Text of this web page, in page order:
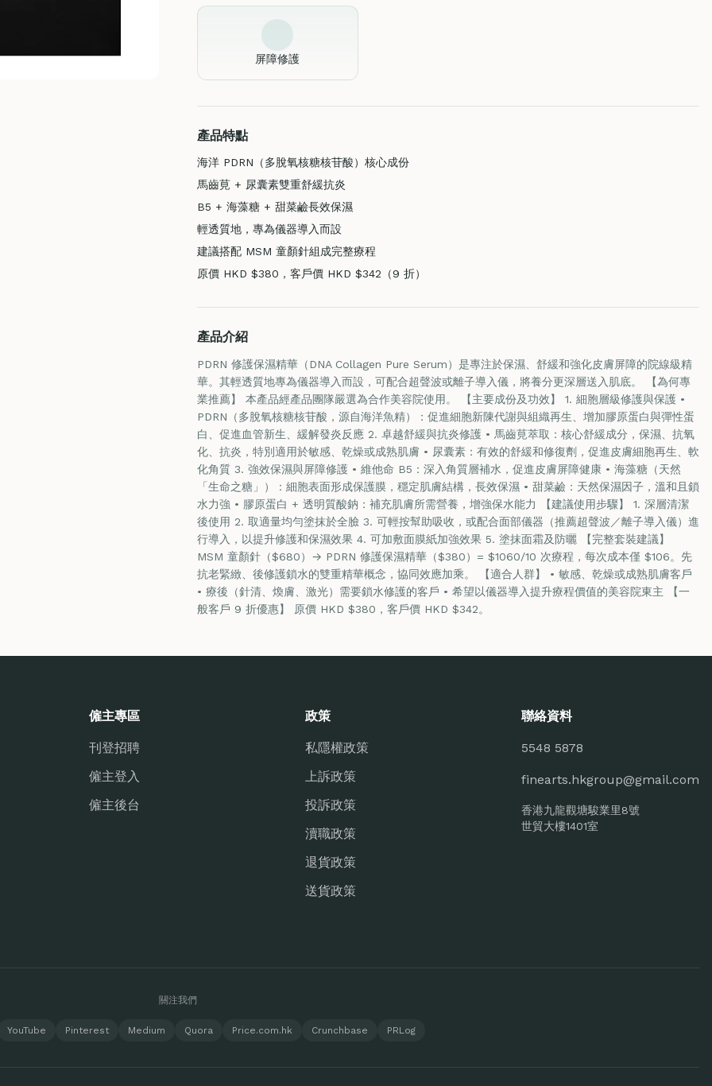
屏障修護
產品特點
海洋 PDRN（多脫氧核糖核苷酸）核心成份
馬齒莧 + 尿囊素雙重舒緩抗炎
B5 + 海藻糖 + 甜菜鹼長效保濕
輕透質地，專為儀器導入而設
建議搭配 MSM 童顏針組成完整療程
原價 HKD $380，客戶價 HKD $342（9 折）
產品介紹
PDRN 修護保濕精華（DNA Collagen Pure Serum）是專注於保濕、舒緩和強化皮膚屏障的院線級精
華。其輕透質地專為儀器導入而設，可配合超聲波或離子導入儀，將養分更深層送入肌底。 【為何專
業推薦】 本產品經產品團隊嚴選為合作美容院使用。 【主要成份及功效】 1. 細胞層級修護與保護 •
PDRN（多脫氧核糖核苷酸，源自海洋魚精）：促進細胞新陳代謝與組織再生、增加膠原蛋白與彈性蛋
白、促進血管新生、緩解發炎反應 2. 卓越舒緩與抗炎修護 • 馬齒莧萃取：核心舒緩成分，保濕、抗氧
化、抗炎，特別適用於敏感、乾燥或成熟肌膚 • 尿囊素：有效的舒緩和修復劑，促進皮膚細胞再生、軟
化角質 3. 強效保濕與屏障修護 • 維他命 B5：深入角質層補水，促進皮膚屏障健康 • 海藻糖（天然
「生命之糖」）：細胞表面形成保護膜，穩定肌膚結構，長效保濕 • 甜菜鹼：天然保濕因子，溫和且鎖
水力強 • 膠原蛋白 + 透明質酸鈉：補充肌膚所需營養，增強保水能力 【建議使用步驟】 1. 深層清潔
後使用 2. 取適量均勻塗抹於全臉 3. 可輕按幫助吸收，或配合面部儀器（推薦超聲波／離子導入儀）進
行導入，以提升修護和保濕效果 4. 可加敷面膜紙加強效果 5. 塗抹面霜及防曬 【完整套裝建議】
MSM 童顏針（$680）→ PDRN 修護保濕精華（$380）= $1060/10 次療程，每次成本僅 $106。先
抗老緊緻、後修護鎖水的雙重精華概念，協同效應加乘。 【適合人群】 • 敏感、乾燥或成熟肌膚客戶
• 療後（針清、煥膚、激光）需要鎖水修護的客戶 • 希望以儀器導入提升療程價值的美容院東主 【一
般客戶 9 折優惠】 原價 HKD $380，客戶價 HKD $342。
僱主專區
刊登招聘
僱主登入
僱主後台
政策
私隱權政策
上訴政策
投訴政策
瀆職政策
退貨政策
送貨政策
聯絡資料
5548 5878
finearts.hkgroup@gmail.com
香港九龍觀塘駿業里8號
世貿大樓1401室
關注我們
YouTube Pinterest Medium Quora Price.com.hk Crunchbase PRLog